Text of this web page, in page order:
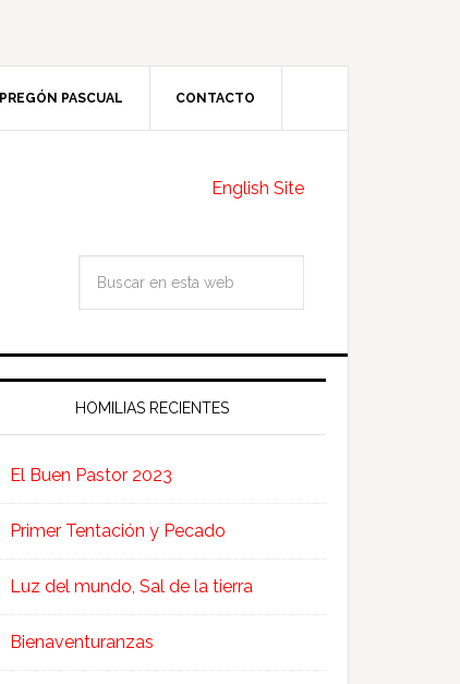
PREGÓN PASCUAL CONTACTO
English Site
HOMILIAS RECIENTES
El Buen Pastor 2023
Primer Tentación y Pecado
Luz del mundo, Sal de la tierra
Bienaventuranzas